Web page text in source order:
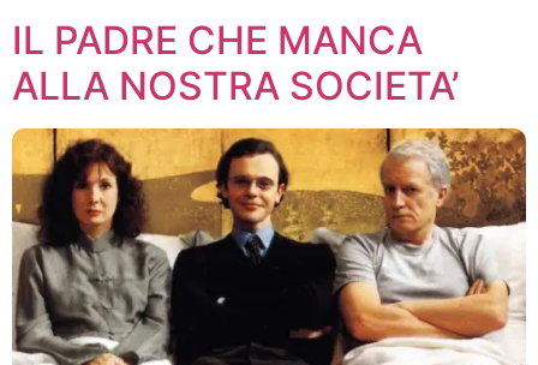
IL PADRE CHE MANCA
ALLA NOSTRA SOCIETA’